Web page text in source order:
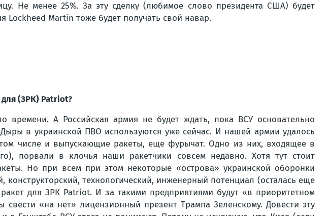
Не менее 25%. За эту сделку (любимое слово президента США) будет
Lockheed Martin тоже будет получать свой навар.
для (ЗРК) Patriot?
времени. А Российская армия не будет ждать, пока ВСУ основательно
в украинской ПВО используются уже сейчас. И нашей армии удалось
числе и выпускающие ракеты, еще фурычат. Одно из них, входящее в
порвали в клочья наши ракетчики совсем недавно. Хотя тут стоит
Но при всем при этом некоторые «острова» украинской оборонки
технологический, инженерный потенциал (осталась еще
для ЗРК Patriot. И за такими предприятиями будут «в приоритетном
«на нет» лицензионный презент Трампа Зеленскому. Довести эту